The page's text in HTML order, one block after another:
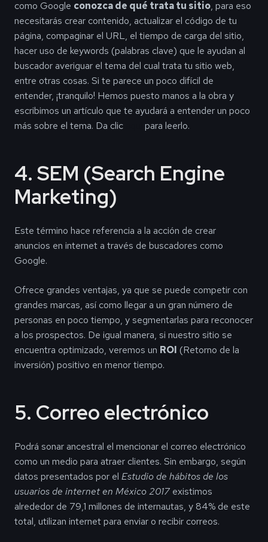
como Google conozca de qué trata tu sitio, para eso
necesitarás crear contenido, actualizar el código de tu
página, compaginar el URL, el tiempo de carga del sitio,
hacer uso de keywords (palabras clave) que le ayudan al
buscador averiguar el tema del cual trata tu sitio web,
entre otras cosas. Si te parece un poco difícil de
entender, ¡tranquilo! Hemos puesto manos a la obra y
escribimos un artículo que te ayudará a entender un poco
más sobre el tema. Da clic
para leerlo.
4. SEM (Search Engine
Marketing)
Este término hace referencia a la acción de crear
anuncios en internet a través de buscadores como
Google.
Ofrece grandes ventajas, ya que se puede competir con
grandes marcas, así como llegar a un gran número de
personas en poco tiempo, y segmentarlas para reconocer
a los prospectos. De igual manera, si nuestro sitio se
encuentra optimizado, veremos un ROI (Retorno de la
inversión) positivo en menor tiempo.
5. Correo electrónico
Podrá sonar ancestral el mencionar el correo electrónico
como un medio para atraer clientes. Sin embargo, según
datos presentados por el Estudio de hábitos de los
usuarios de internet en México 2017existimos
alrededor de 79,1 millones de internautas, y 84% de este
total, utilizan internet para enviar o recibir correos.